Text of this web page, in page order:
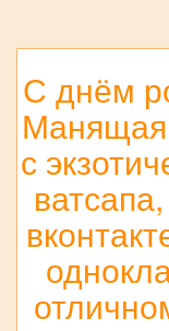
С днём
Манящая
с